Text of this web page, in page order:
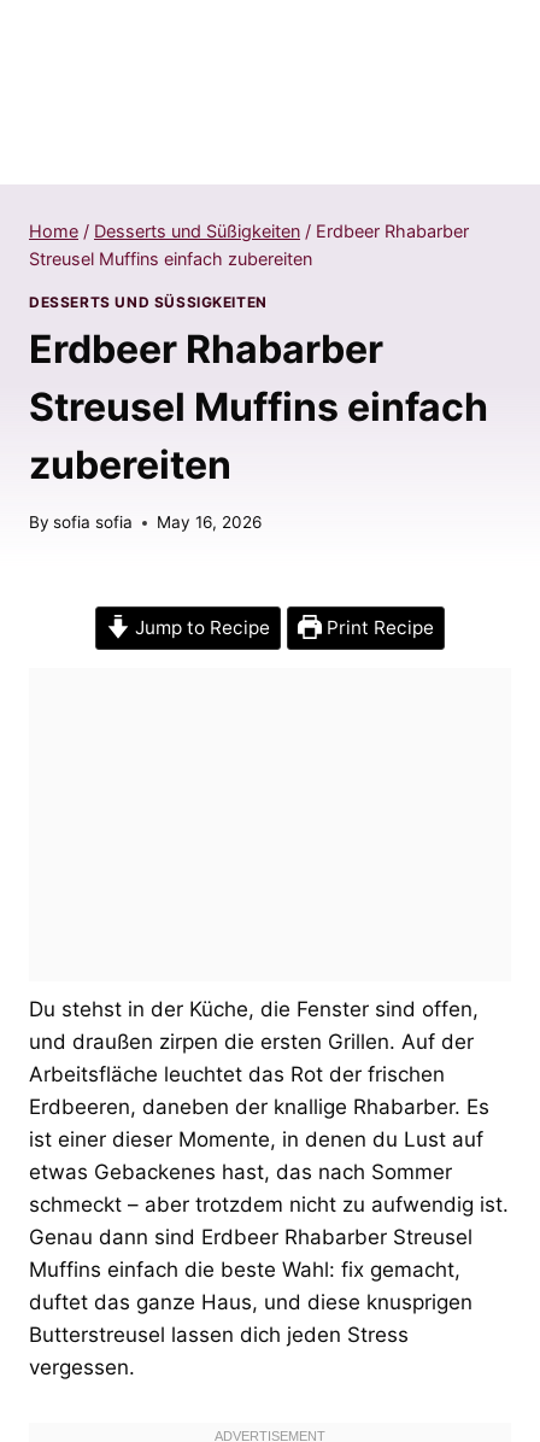
Home / Desserts und Süßigkeiten / Erdbeer Rhabarber
Streusel Muffins einfach zubereiten
DESSERTS UND SÜSSIGKEITEN
Erdbeer Rhabarber
Streusel Muffins einfach
zubereiten
By sofia sofia May 16, 2026
Jump to Recipe Print Recipe
Du stehst in der Küche, die Fenster sind offen,
und draußen zirpen die ersten Grillen. Auf der
Arbeitsfläche leuchtet das Rot der frischen
Erdbeeren, daneben der knallige Rhabarber. Es
ist einer dieser Momente, in denen du Lust auf
etwas Gebackenes hast, das nach Sommer
schmeckt – aber trotzdem nicht zu aufwendig ist.
Genau dann sind Erdbeer Rhabarber Streusel
Muffins einfach die beste Wahl: fix gemacht,
duftet das ganze Haus, und diese knusprigen
Butterstreusel lassen dich jeden Stress
vergessen.